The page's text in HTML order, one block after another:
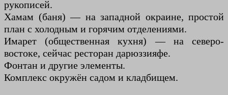
рукописей.
Хамам (баня) — на западной окраине, простой
план с холодным и горячим отделениями.
Имарет (общественная кухня) — на северо-
востоке, сейчас ресторан дарюззияфе.
Фонтан и другие элементы.
Комплекс окружён садом и кладбищем.